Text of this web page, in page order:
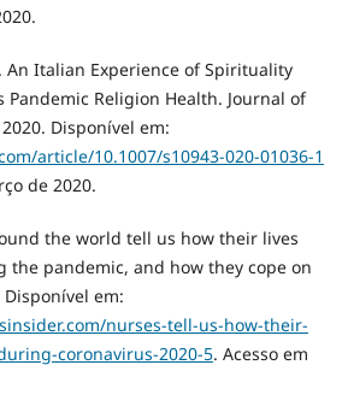
An Italian Experience of Spirituality
Religion Health. Journal of
Disponível em:
article/10.1007/s10943-020-01036-1
de 2020.
the world tell us how their lives
the pandemic, and how they cope on
em:
nurses-tell-us-how-their-
coronavirus-2020-5. Acesso em